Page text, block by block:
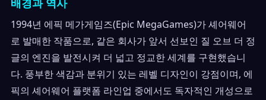
배경과 역사
1994년 에픽 메가게임즈(Epic MegaGames)가 셰어웨어
로 발매한 작품으로, 같은 회사가 앞서 선보인 질 오브 더 정
글의 엔진을 발전시켜 더 넓고 정교한 세계를 구현했습니
다. 풍부한 색감과 분위기 있는 레벨 디자인이 강점이며, 에
픽의 셰어웨어 플랫폼 라인업 중에서도 독자적인 개성으로